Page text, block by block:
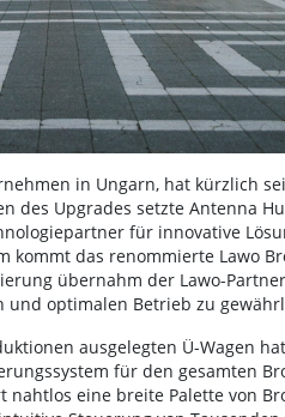
in Ungarn, hat kürzlich
des Upgrades setzte Antenna
für innovative
das renommierte Lawo
übernahm der Lawo-Partner
und optimalen Betrieb zu
ausgelegten Ü-Wagen
für den gesamten
eine breite Palette von